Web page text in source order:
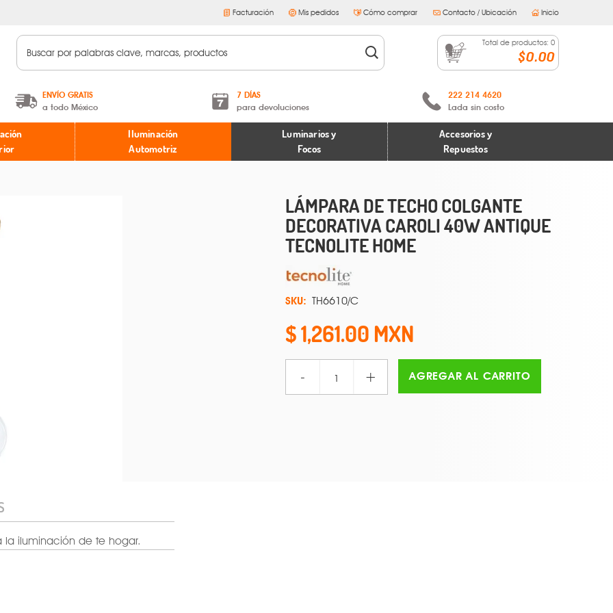
Facturación Mis pedidos Cómo comprar Contacto / Ubicación Inicio
Total de productos: 0
$0.00
ENVÍO GRATIS
a todo México
A partir de $599 MXN.
* Aplican restricciones
7 DÍAS
para devoluciones
Términos y condiciones
Políticas de devoluciones
222 214 4620
Lada sin costo
Iluminación
Automotriz
Luminarios y
Focos
Accesorios y
Repuestos
LÁMPARA DE TECHO COLGANTE
DECORATIVA CAROLI 40W ANTIQUE
TECNOLITE HOME
SKU: TH6610/C
1,261.00
- + AGREGAR AL CARRITO
iluminación de te hogar.